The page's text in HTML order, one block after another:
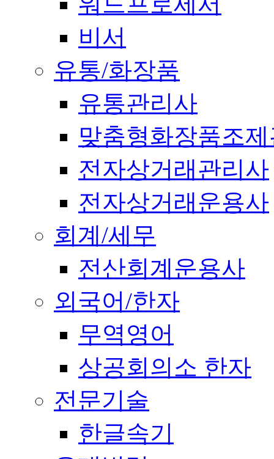
비서
유통/화장품
유통관리사
맞춤형화장품조
전자상거래관리사
전자상거래운용사
회계/세무
전산회계운용사
외국어/한자
무역영어
상공회의소 한자
전문기술
한글속기